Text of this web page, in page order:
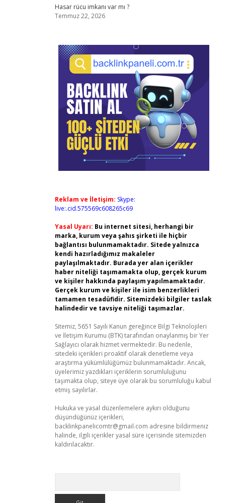
Hasar rücu imkanı var mı ?
Temmuz 22, 2026
Reklam ve İletişim: Skype:
live:.cid.575569c608265c69
Yasal Uyarı: Bu internet sitesi, herhangi bir
marka, kurum veya şahıs şirketi ile hiçbir
bağlantısı bulunmamaktadır. Sitede yalnızca
kendi hazırladığımız makaleler
paylaşılmaktadır. Burada yer alan içerikler
haber niteliği taşımamakta olup, gerçek kurum
ve kişiler hakkında paylaşım yapılmamaktadır.
Gerçek kurum ve kişiler ile isim benzerlikleri
tamamen tesadüfidir. Sitemizdeki bilgiler taslak
halindedir ve tavsiye niteliği taşımazlar.
Sitemiz, 5651 Sayılı Kanun gereğince Bilgi Teknolojileri
ve İletişim Kurumu (BTK) tarafından onaylanmış bir Yer
Sağlayıcı olarak hizmet vermektedir. Bu nedenle,
sitedeki içerikleri proaktif olarak denetleme veya
araştırma yükümlülüğümüz bulunmamaktadır. Ancak,
üyelerimiz yazdıkları içeriklerin sorumluluğunu
taşımakta olup, siteye üye olarak bu sorumluluğu kabul
etmiş sayılırlar.
Hukuka ve yasal düzenlemelere aykırı olduğunu
düşündüğünüz içerikleri,
backlinkpanelicomtr@gmail.com adresine bildirmeniz
halinde, ilgili içerikler yasal süre içerisinde sitemizden
kaldırılacaktır.